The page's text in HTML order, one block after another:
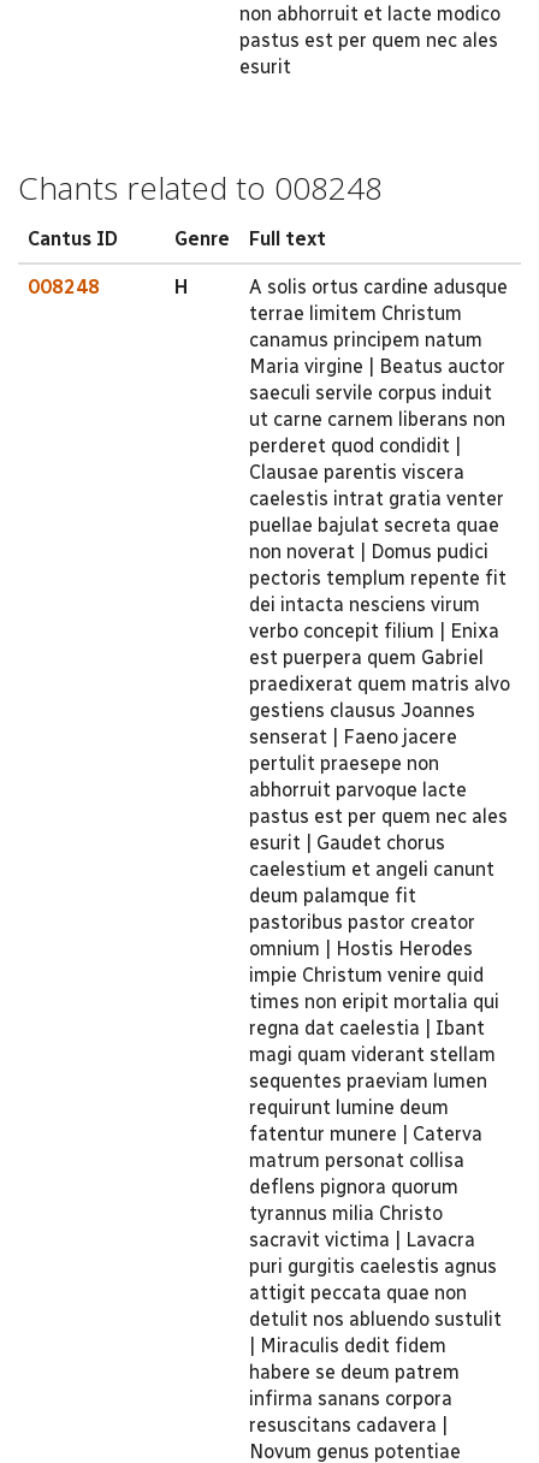
non abhorruit et lacte modico
pastus est per quem nec ales
esurit
Chants related to 008248
Cantus ID Genre Full text
008248 H
A solis ortus cardine adusque
terrae limitem Christum
canamus principem natum
Maria virgine | Beatus auctor
saeculi servile corpus induit
ut carne carnem liberans non
perderet quod condidit |
Clausae parentis viscera
caelestis intrat gratia venter
puellae bajulat secreta quae
non noverat | Domus pudici
pectoris templum repente fit
dei intacta nesciens virum
verbo concepit filium | Enixa
est puerpera quem Gabriel
praedixerat quem matris alvo
gestiens clausus Joannes
senserat | Faeno jacere
pertulit praesepe non
abhorruit parvoque lacte
pastus est per quem nec ales
esurit | Gaudet chorus
caelestium et angeli canunt
deum palamque fit
pastoribus pastor creator
omnium | Hostis Herodes
impie Christum venire quid
times non eripit mortalia qui
regna dat caelestia | Ibant
magi quam viderant stellam
sequentes praeviam lumen
requirunt lumine deum
fatentur munere | Caterva
matrum personat collisa
deflens pignora quorum
tyrannus milia Christo
sacravit victima | Lavacra
puri gurgitis caelestis agnus
attigit peccata quae non
detulit nos abluendo sustulit
| Miraculis dedit fidem
habere se deum patrem
infirma sanans corpora
resuscitans cadavera |
Novum genus potentiae